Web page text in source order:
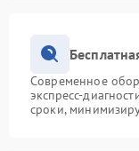
Современное
экспресс-
сроки,